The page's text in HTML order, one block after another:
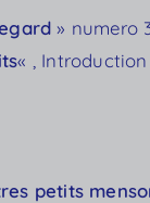
» numero
« ,
petits